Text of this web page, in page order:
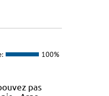
100%
pas